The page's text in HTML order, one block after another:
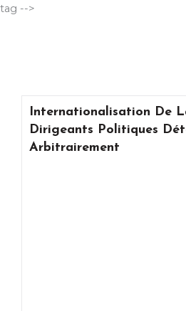
tag -->
Internationalisation De
Dirigeants Politiques
Arbitrairement